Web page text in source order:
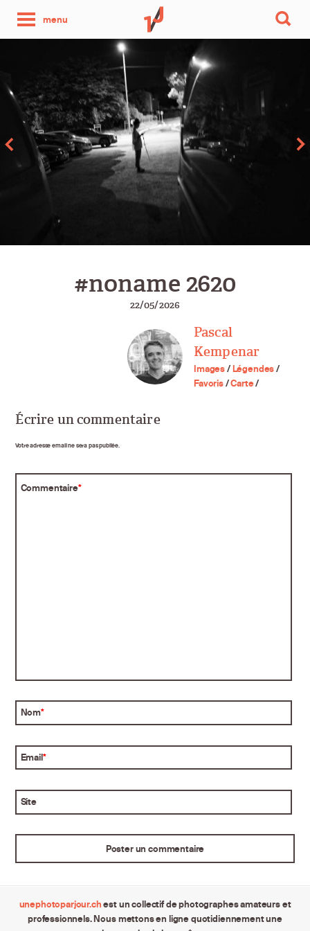
menu
photo
par
jour
#noname 2620
22/05/2026
Pascal
Kempenar
Images/Légendes/
Favoris/Carte/
Écrire un commentaire
Votre adresse email ne sera pas publiée.
Commentaire*
Nom*
Email*
Site
unephotoparjour.chest un collectif de photographes amateurs et
professionnels. Nous mettons en ligne quotidiennement une